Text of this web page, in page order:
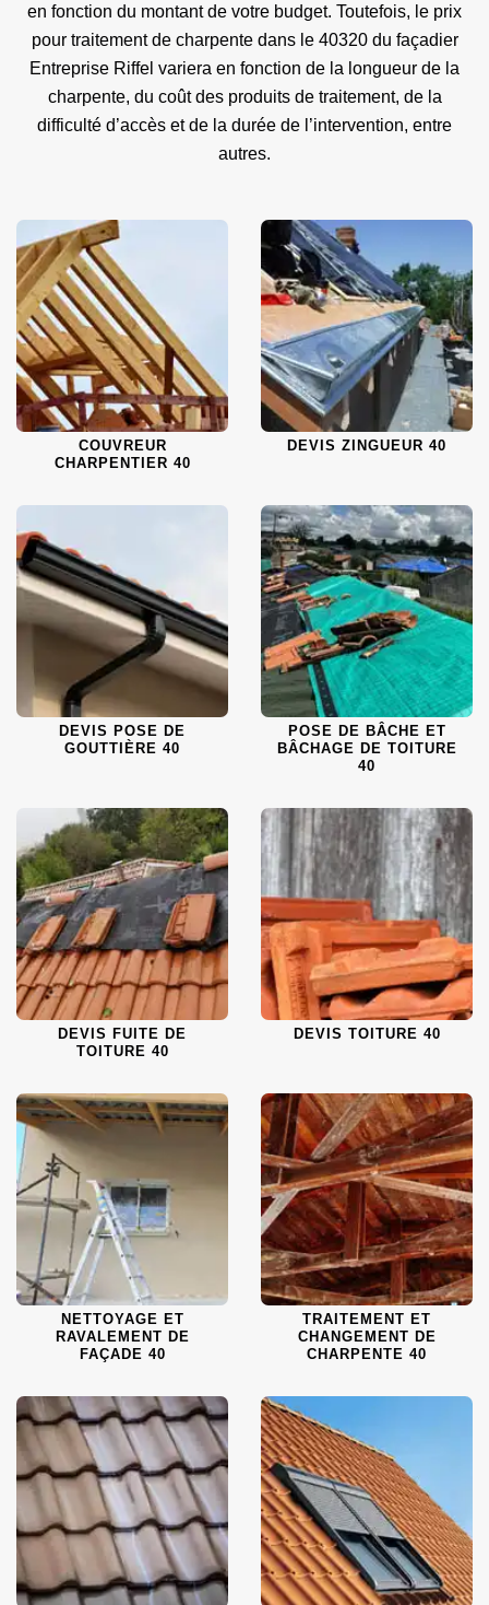
en fonction du montant de votre budget. Toutefois, le prix
pour traitement de charpente dans le 40320 du façadier
Entreprise Riffel variera en fonction de la longueur de la
charpente, du coût des produits de traitement, de la
difficulté d’accès et de la durée de l’intervention, entre
autres.
COUVREUR
CHARPENTIER 40
DEVIS ZINGUEUR 40
DEVIS POSE DE
GOUTTIÈRE 40
POSE DE BÂCHE ET
BÂCHAGE DE TOITURE
40
DEVIS FUITE DE
TOITURE 40
DEVIS TOITURE 40
NETTOYAGE ET
RAVALEMENT DE
FAÇADE 40
TRAITEMENT ET
CHANGEMENT DE
CHARPENTE 40